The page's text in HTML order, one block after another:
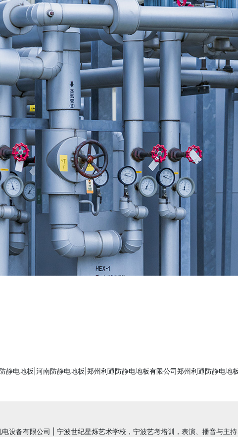
电地板|河南防静电地板|郑州利通防静电地板有限公司郑州利通防静电地
设备有限公司 宁波世纪星烁艺术学校，宁波艺考培训，表演、播音与主持